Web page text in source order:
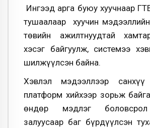
Ингээд арга буюу хуучнаар
тушаалаар хуучин мэдээллийн
төвийн ажилтнуудтай
хэсэг байгуулж, системээ
шилжүүлсэн байна.
Хэвлэл мэдээллээр санхүү
платформ хийхээр зорьж
өндөр мэдлэг
залуусаар баг бүрдүүлсэн